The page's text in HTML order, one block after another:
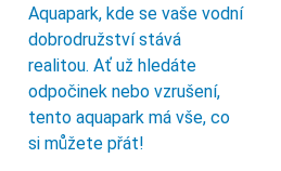
Aquapark, kde se vaše vodní
dobrodružství stává
realitou. Ať už hledáte
odpočinek nebo vzrušení,
tento aquapark má vše, co
si můžete přát!